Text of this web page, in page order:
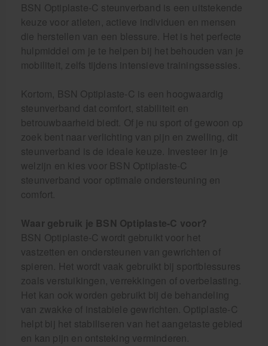
BSN Optiplaste-C steunverband is een uitstekende
keuze voor atleten, actieve individuen en mensen
die herstellen van een blessure. Het is het perfecte
hulpmiddel om je te helpen bij het behouden van je
mobiliteit, zelfs tijdens intensieve trainingssessies.
Kortom, BSN Optiplaste-C is een hoogwaardig
steunverband dat comfort, stabiliteit en
betrouwbaarheid biedt. Of je nu sport of gewoon op
zoek bent naar verlichting van pijn en zwelling, dit
steunverband is de ideale keuze. Investeer in je
welzijn en kies voor BSN Optiplaste-C
steunverband voor optimale ondersteuning en
comfort.
Waar gebruik je BSN Optiplaste-C voor?
BSN Optiplaste-C wordt gebruikt voor het
vastzetten en ondersteunen van gewrichten of
spieren. Het wordt vaak gebruikt bij sportblessures
zoals verstuikingen, verrekkingen of overbelasting.
Het kan ook worden gebruikt bij de behandeling
van zwakke of instabiele gewrichten. Optiplaste-C
helpt bij het stabiliseren van het aangetaste gebied
en kan pijn en ontsteking verminderen.